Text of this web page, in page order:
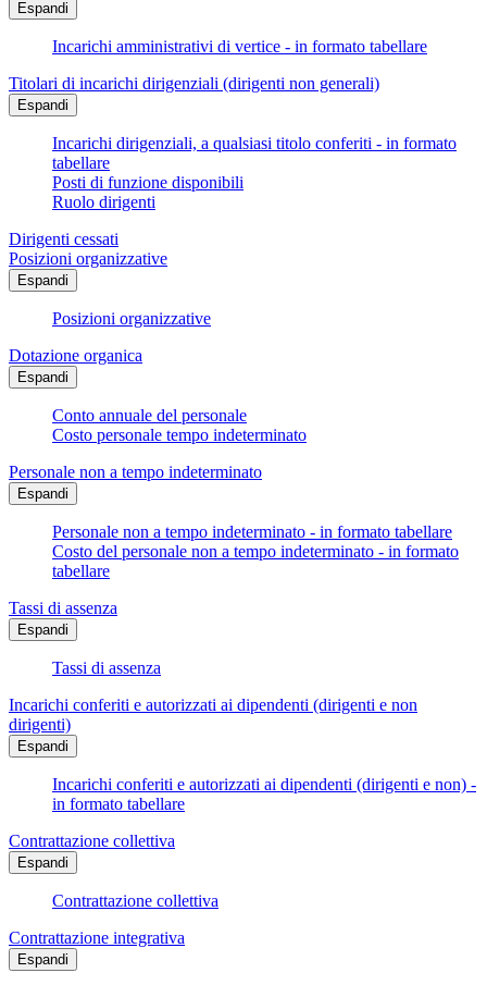
Espandi
Incarichi amministrativi di vertice - in formato tabellare
Titolari di incarichi dirigenziali (dirigenti non generali)
Espandi
Incarichi dirigenziali, a qualsiasi titolo conferiti - in formato
tabellare
Posti di funzione disponibili
Ruolo dirigenti
Dirigenti cessati
Posizioni organizzative
Espandi
Posizioni organizzative
Dotazione organica
Espandi
Conto annuale del personale
Costo personale tempo indeterminato
Personale non a tempo indeterminato
Espandi
Personale non a tempo indeterminato - in formato tabellare
Costo del personale non a tempo indeterminato - in formato
tabellare
Tassi di assenza
Espandi
Tassi di assenza
Incarichi conferiti e autorizzati ai dipendenti (dirigenti e non
dirigenti)
Espandi
Incarichi conferiti e autorizzati ai dipendenti (dirigenti e non) -
in formato tabellare
Contrattazione collettiva
Espandi
Contrattazione collettiva
Contrattazione integrativa
Espandi